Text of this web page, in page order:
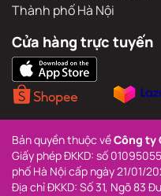
Thành phố Hà Nội
Cửa hàng trực tuyến
Bản quyền thuộc về Công ty
Giấy phép ĐKKD: số
phố Hà Nội cấp ngày 21/01/
Địa chỉ ĐKKD: Số 31, Ngõ 83